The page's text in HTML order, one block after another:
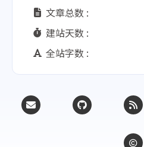
文章总数 :
建站天数 :
全站字数 :